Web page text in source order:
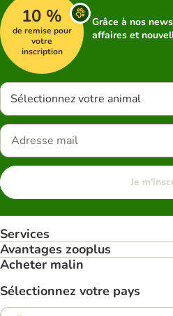
10 %
de remise pour
votre
inscription
Grâce à nos
affaires et
Sélectionnez votre animal
Je
Services
Avantages zooplus
Acheter malin
Sélectionnez votre pays